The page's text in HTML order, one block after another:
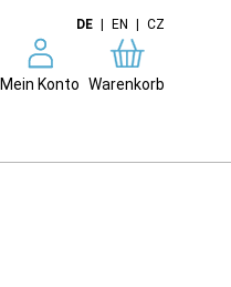
DE EN CZ
Mein Konto Warenkorb